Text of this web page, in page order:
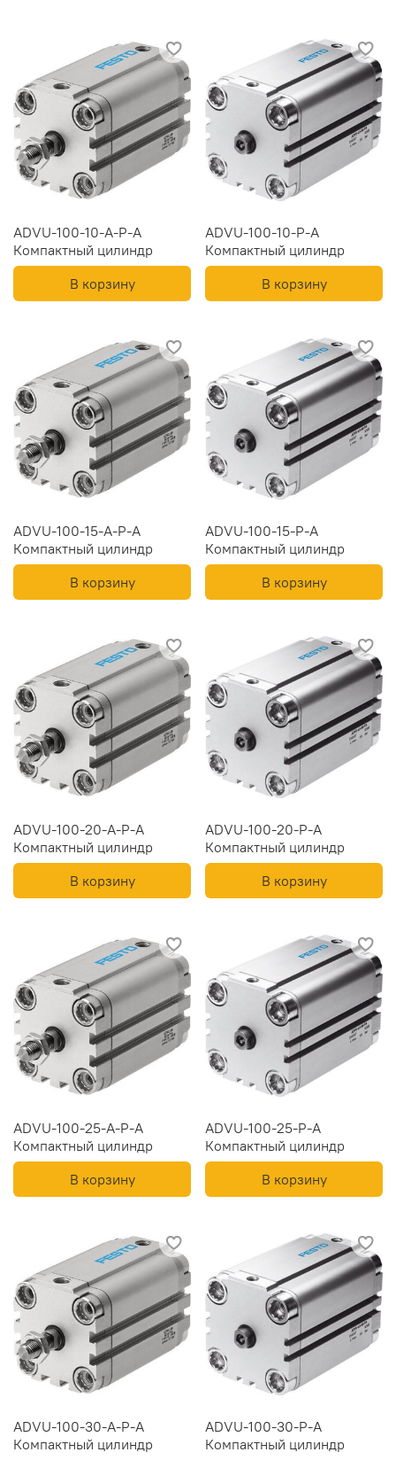
ADVU-100-10-A-P-A
Компактный цилиндр
В корзину
ADVU-100-10-P-A
Компактный цилиндр
В корзину
ADVU-100-15-A-P-A
Компактный цилиндр
В корзину
ADVU-100-15-P-A
Компактный цилиндр
В корзину
ADVU-100-20-A-P-A
Компактный цилиндр
В корзину
ADVU-100-20-P-A
Компактный цилиндр
В корзину
ADVU-100-25-A-P-A
Компактный цилиндр
В корзину
ADVU-100-25-P-A
Компактный цилиндр
В корзину
ADVU-100-30-A-P-A
Компактный цилиндр
ADVU-100-30-P-A
Компактный цилиндр